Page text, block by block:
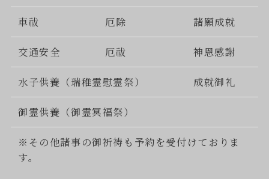
車祓 厄除 諸願成就
交通安全 厄祓 神恩感謝
水子供養（瑞稚霊慰霊祭） 成就御礼
御霊供養（御霊冥福祭）
※その他諸事の御祈祷も予約を受付けておりま
す。